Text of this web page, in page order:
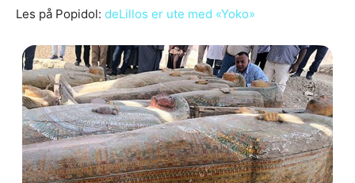
Les på Popidol: deLillos er ute med «Yoko»